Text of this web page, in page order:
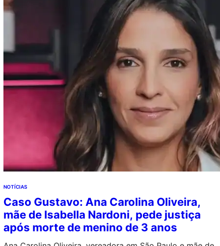
NOTÍCIAS
Caso Gustavo: Ana Carolina Oliveira,
mãe de Isabella Nardoni, pede justiça
após morte de menino de 3 anos